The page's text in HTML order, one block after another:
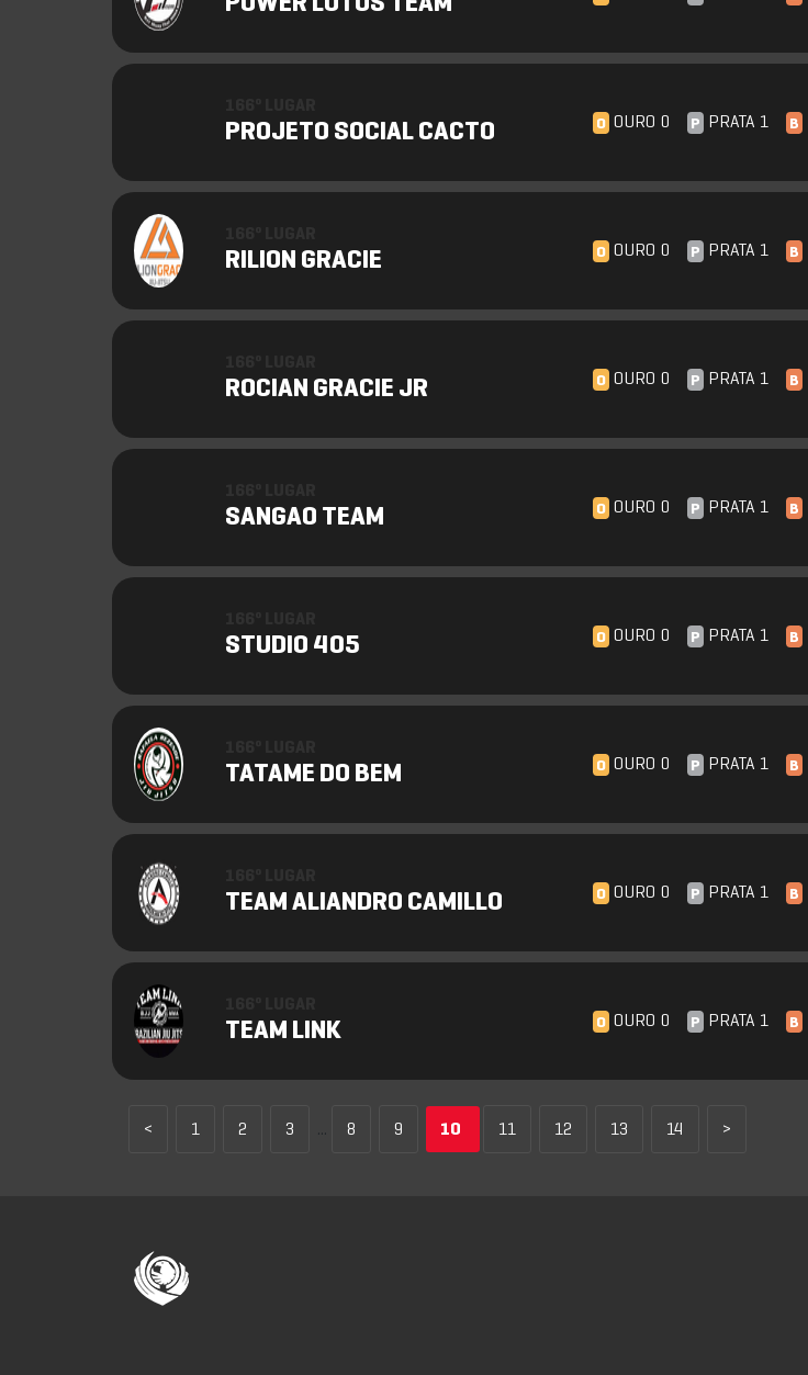
PROJETO SOCIAL CACTO O OURO 0 P PRATA 1 B
RILION GRACIE O OURO 0 P PRATA 1 B
ROCIAN GRACIE JR O OURO 0 P PRATA 1 B
SANGAO TEAM O OURO 0 P PRATA 1 B
STUDIO 405 O OURO 0 P PRATA 1 B
TATAME DO BEM O OURO 0 P PRATA 1 B
TEAM ALIANDRO CAMILLO O OURO 0 P PRATA 1 B
TEAM LINK O OURO 0 P PRATA 1 B
< 1 2 3 ... 8 9 10 11 12 13 14 >